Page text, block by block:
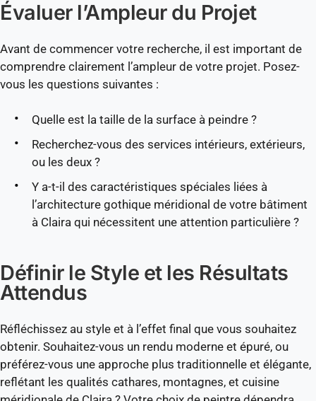
Évaluer l’Ampleur du Projet
Avant de commencer votre recherche, il est important de
comprendre clairement l’ampleur de votre projet. Posez-
vous les questions suivantes :
Quelle est la taille de la surface à peindre ?
Recherchez-vous des services intérieurs, extérieurs,
ou les deux ?
Y a-t-il des caractéristiques spéciales liées à
l’architecture gothique méridional de votre bâtiment
à Claira qui nécessitent une attention particulière ?
Définir le Style et les Résultats
Attendus
Réfléchissez au style et à l’effet final que vous souhaitez
obtenir. Souhaitez-vous un rendu moderne et épuré, ou
préférez-vous une approche plus traditionnelle et élégante,
reflétant les qualités cathares, montagnes, et cuisine